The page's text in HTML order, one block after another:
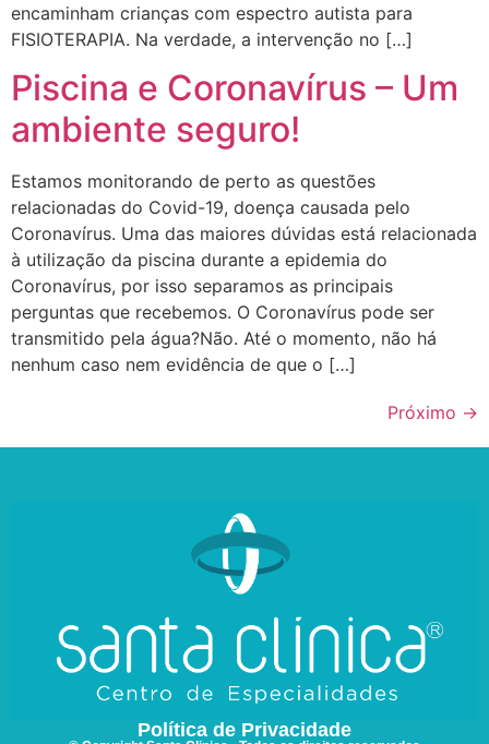
encaminham crianças com espectro autista para
FISIOTERAPIA. Na verdade, a intervenção no […]
Piscina e Coronavírus – Um
ambiente seguro!
Estamos monitorando de perto as questões
relacionadas do Covid-19, doença causada pelo
Coronavírus. Uma das maiores dúvidas está relacionada
à utilização da piscina durante a epidemia do
Coronavírus, por isso separamos as principais
perguntas que recebemos. O Coronavírus pode ser
transmitido pela água?Não. Até o momento, não há
nenhum caso nem evidência de que o […]
Próximo →
Política de Privacidade